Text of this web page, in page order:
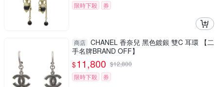
限時下殺
券
商店 CHANEL 香奈兒 黑色鍍銀 雙C 耳環 【二
手名牌BRAND OFF】
$11,800 $12,800
限時下殺
券